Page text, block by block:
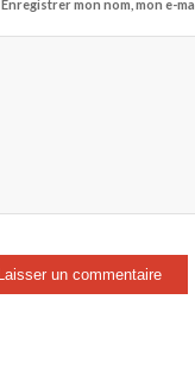
Enregistrer mon nom, mon e-